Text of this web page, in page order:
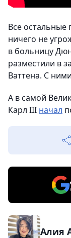
Все остальные
ничего не
в больницу
разместили в
Ваттена. С
А в самой
Карл III начал
Алия